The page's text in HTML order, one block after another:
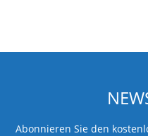
Abonnieren Sie den